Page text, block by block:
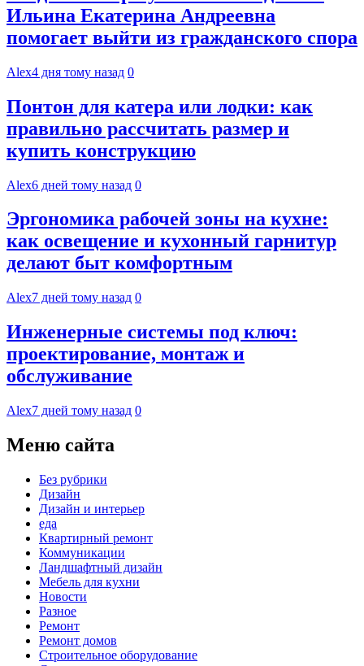
Ильина Екатерина Андреевна
помогает выйти из гражданского спора
Alex4 дня тому назад 0
Понтон для катера или лодки: как
правильно рассчитать размер и
купить конструкцию
Alex6 дней тому назад 0
Эргономика рабочей зоны на кухне:
как освещение и кухонный гарнитур
делают быт комфортным
Alex7 дней тому назад 0
Инженерные системы под ключ:
проектирование, монтаж и
обслуживание
Alex7 дней тому назад 0
Меню сайта
Без рубрики
Дизайн
Дизайн и интерьер
еда
Квартирный ремонт
Коммуникации
Ландшафтный дизайн
Мебель для кухни
Новости
Разное
Ремонт
Ремонт домов
Строительное оборудование